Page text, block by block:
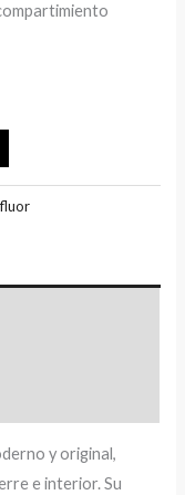
y original,
e interior. Su